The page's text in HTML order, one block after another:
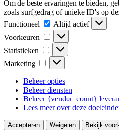
Om de beste ervaringen te bieden,
zoals surfgedrag of unieke ID's op
Functioneel
Functioneel
Altijd actief
Voorkeuren
Voorkeuren
Statistieken Statistieken
Marketing Marketing
Beheer opties
Beheer diensten
Beheer {vendor_count}
Lees meer over deze
Accepteren Weigeren Bekijk